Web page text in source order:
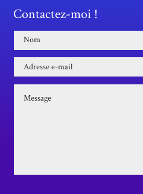
Contactez-moi !